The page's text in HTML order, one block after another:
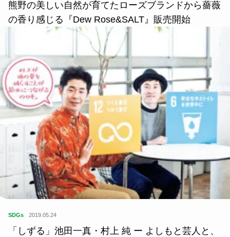
熊野の美しい自然が育てたローズブランドから薔薇
の香り感じる『Dew Rose&SALT』販売開始
SDGs 2019.05.24
「しずる」池田一真・村上 純 ー よしもと芸人と、